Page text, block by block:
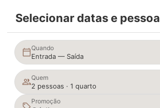
Selecionar datas e
Quando
Entrada — Saída
Quem
2 pessoas · 1 quarto
Promoção